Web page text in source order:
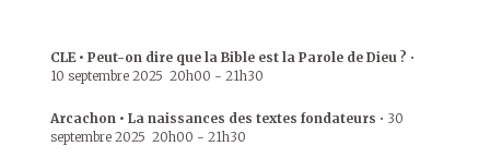
CLE • Peut-on dire que la Bible est la Parole de Dieu ? •
10 septembre 2025 20h00 - 21h30
Arcachon • La naissances des textes fondateurs • 30
septembre 2025 20h00 - 21h30